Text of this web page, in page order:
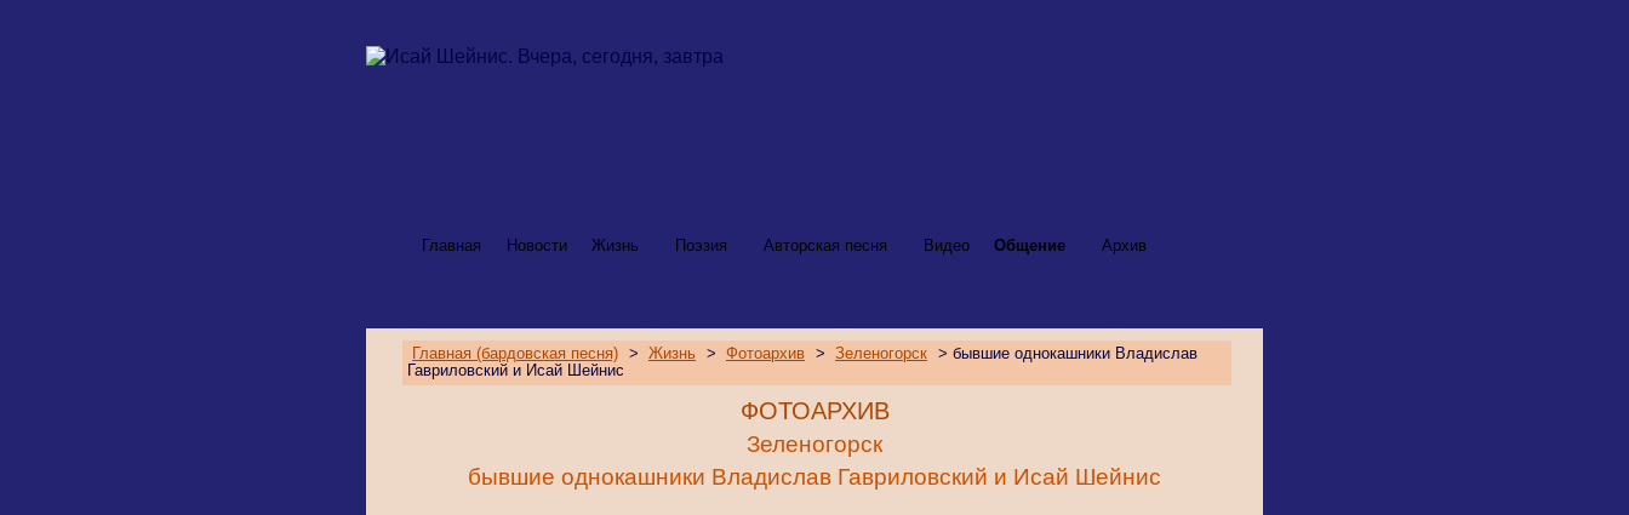
Главная Новости Жизнь Поэзия Авторская песня Видео Общение Архив
Главная (бардовская песня) > Жизнь > Фотоархив > Зеленогорск
> бывшие однокашники Владислав
Гавриловский и Исай Шейнис
ФОТОАРХИВ
Зеленогорск
бывшие однокашники Владислав Гавриловский и Исай Шейнис